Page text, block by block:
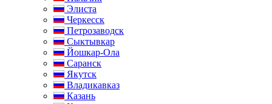
Элиста
Черкесск
Петрозаводск
Сыктывкар
Йошкар-Ола
Саранск
Якутск
Владикавказ
Казань